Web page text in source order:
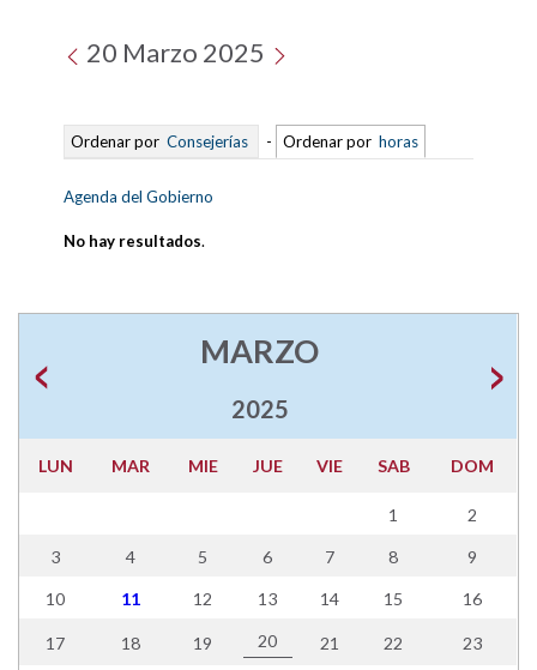
20 Marzo 2025
Ordenar por Consejerías - Ordenar por horas
Agenda del Gobierno
No hay resultados.
MARZO
2025
LUN MAR MIE JUE VIE SAB DOM
1 2
3 4 5 6 7 8 9
10 11 12 13 14 15 16
17 18 19 20 21 22 23